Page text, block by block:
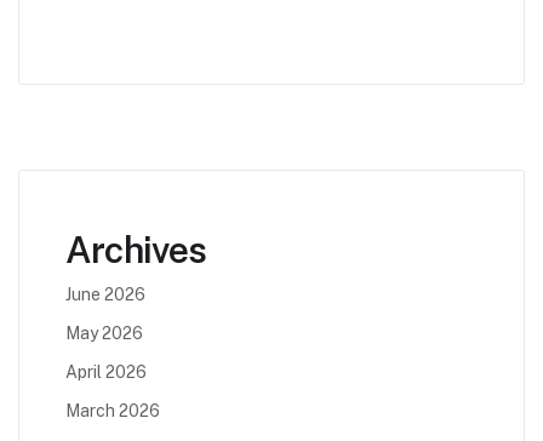
Archives
June 2026
May 2026
April 2026
March 2026